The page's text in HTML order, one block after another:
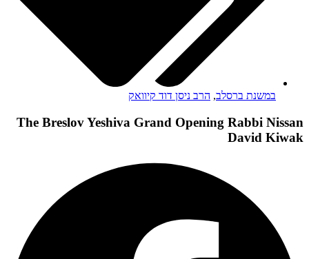
במשנת ברסלב, הרב ניסן דוד קיוואק
The Breslov Yeshiva Grand Opening Rabbi Nissan
David Kiwak